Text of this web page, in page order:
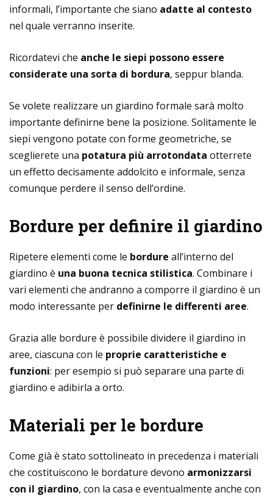
informali, l’importante che siano adatte al contesto
nel quale verranno inserite.
Ricordatevi che anche le siepi possono essere
considerate una sorta di bordura, seppur blanda.
Se volete realizzare un giardino formale sarà molto
importante definirne bene la posizione. Solitamente le
siepi vengono potate con forme geometriche, se
sceglierete una potatura più arrotondata otterrete
un effetto decisamente addolcito e informale, senza
comunque perdere il senso dell’ordine.
Bordure per definire il giardino
Ripetere elementi come le bordure all’interno del
giardino è una buona tecnica stilistica. Combinare i
vari elementi che andranno a comporre il giardino è un
modo interessante per definirne le differenti aree.
Grazia alle bordure è possibile dividere il giardino in
aree, ciascuna con le proprie caratteristiche e
funzioni: per esempio si può separare una parte di
giardino e adibirla a orto.
Materiali per le bordure
Come già è stato sottolineato in precedenza i materiali
che costituiscono le bordature devono armonizzarsi
con il giardino, con la casa e eventualmente anche con